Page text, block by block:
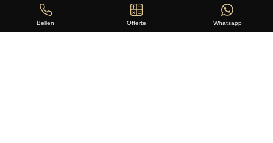
Bellen Offerte Whatsapp